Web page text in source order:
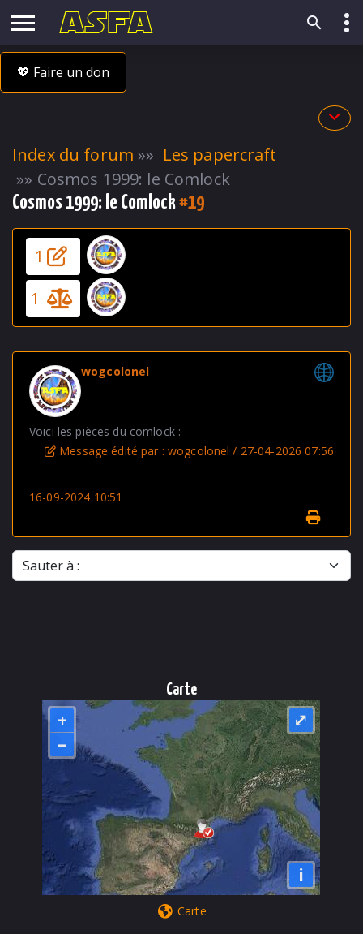
💖 Faire un don
Index du forum »» Les papercraft
»» Cosmos 1999: le Comlock
Cosmos 1999: le Comlock#19
1
Contributeur(s)
1
Modérateur(s)
wogcolonel
Voici les pièces du comlock :
Message édité par : wogcolonel / 27-04-2026 07:56
16-09-2024 10:51
Sauter à :
Carte
+
–
i
⤢
Carte